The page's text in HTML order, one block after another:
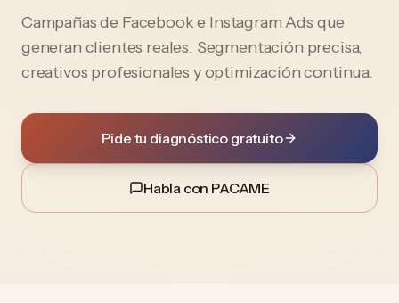
Campañas de Facebook e Instagram Ads que
generan clientes reales. Segmentación precisa,
creativos profesionales y optimización continua.
Pide tu diagnóstico gratuito
Habla con PACAME